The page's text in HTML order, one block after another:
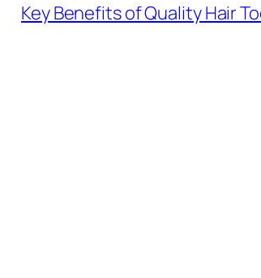
Key Benefits of Quality Hair